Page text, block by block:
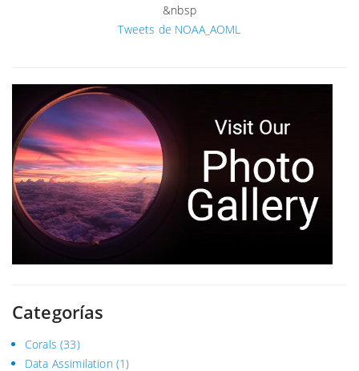
&nbsp
Tweets de NOAA_AOML
Categorías
Corals (33)
Data Assimilation(1)